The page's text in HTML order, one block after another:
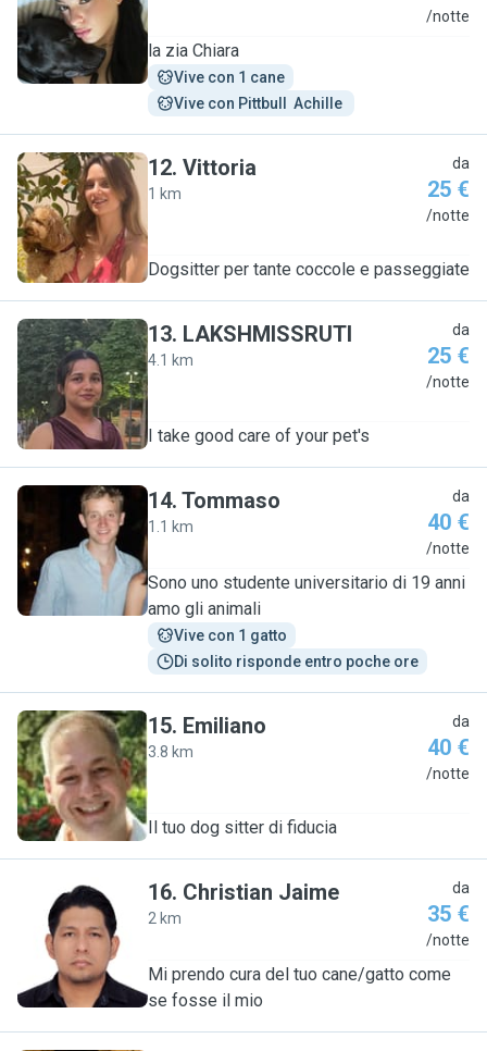
C /notte
la zia Chiara
Vive con 1 cane
Vive con Pittbull  Achille
V
12. Vittoria
1 km
da
25 €
/notte
Dogsitter per tante coccole e passeggiate
L
13. LAKSHMISSRUTI
4.1 km
da
25 €
/notte
I take good care of your pet's
T
14. Tommaso
1.1 km
da
40 €
/notte
Sono uno studente universitario di 19 anni
amo gli animali
Vive con 1 gatto
Di solito risponde entro poche ore
E
15. Emiliano
3.8 km
da
40 €
/notte
Il tuo dog sitter di fiducia
C
16. Christian Jaime
2 km
da
35 €
/notte
Mi prendo cura del tuo cane/gatto come
se fosse il mio